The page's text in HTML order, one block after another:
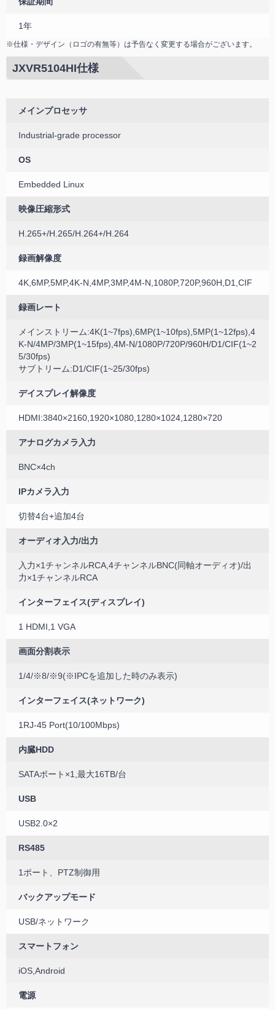
1年
※仕様・デザイン（ロゴの有無等）は予告なく変更する場合がございます。
JXVR5104HI仕様
メインプロセッサ
Industrial-grade processor
OS
Embedded Linux
映像圧縮形式
H.265+/H.265/H.264+/H.264
録画解像度
4K,6MP,5MP,4K-N,4MP,3MP,4M-N,1080P,720P,960H,D1,CIF
録画レート
メインストリーム:4K(1~7fps),6MP(1~10fps),5MP(1~12fps),4
K-N/4MP/3MP(1~15fps),4M-N/1080P/720P/960H/D1/CIF(1~2
5/30fps)
サブトリーム:D1/CIF(1~25/30fps)
デイスプレイ解像度
HDMI:3840×2160,1920×1080,1280×1024,1280×720
アナログカメラ入力
BNC×4ch
IPカメラ入力
切替4台+追加4台
オーディオ入力/出力
入力×1チャンネルRCA,4チャンネルBNC(同軸オーディオ)/出
力×1チャンネルRCA
インターフェイス(ディスプレイ)
1 HDMI,1 VGA
画面分割表示
1/4/※8/※9(※IPCを追加した時のみ表示)
インターフェイス(ネットワーク)
1RJ-45 Port(10/100Mbps)
内臓HDD
SATAポート×1,最大16TB/台
USB
USB2.0×2
RS485
1ポート、PTZ制御用
バックアップモード
USB/ネットワーク
スマートフォン
iOS,Android
電源